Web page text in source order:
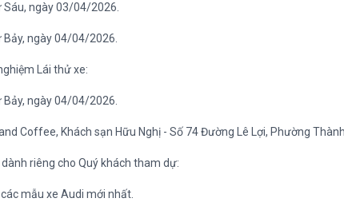
Sáu, ngày 03/04/2026.
Bảy, ngày 04/04/2026.
Lái thử xe:
Bảy, ngày 04/04/2026.
Coffee, Khách sạn Hữu Nghị - Số 74 Đường Lê Lợi, Phường
riêng cho Quý khách tham dự:
mẫu xe Audi mới nhất.